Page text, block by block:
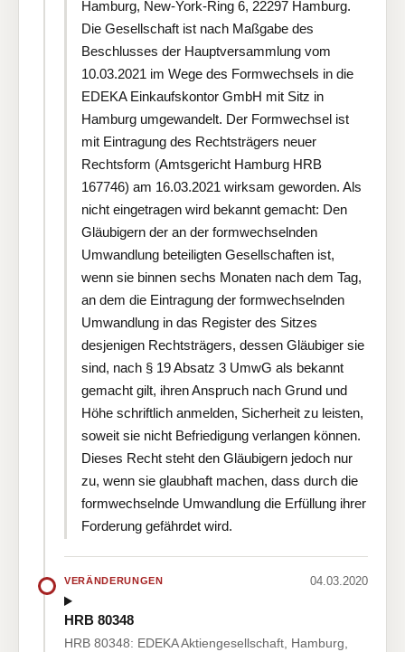
Hamburg, New-York-Ring 6, 22297 Hamburg.
Die Gesellschaft ist nach Maßgabe des
Beschlusses der Hauptversammlung vom
10.03.2021 im Wege des Formwechsels in die
EDEKA Einkaufskontor GmbH mit Sitz in
Hamburg umgewandelt. Der Formwechsel ist
mit Eintragung des Rechtsträgers neuer
Rechtsform (Amtsgericht Hamburg HRB
167746) am 16.03.2021 wirksam geworden. Als
nicht eingetragen wird bekannt gemacht: Den
Gläubigern der an der formwechselnden
Umwandlung beteiligten Gesellschaften ist,
wenn sie binnen sechs Monaten nach dem Tag,
an dem die Eintragung der formwechselnden
Umwandlung in das Register des Sitzes
desjenigen Rechtsträgers, dessen Gläubiger sie
sind, nach § 19 Absatz 3 UmwG als bekannt
gemacht gilt, ihren Anspruch nach Grund und
Höhe schriftlich anmelden, Sicherheit zu leisten,
soweit sie nicht Befriedigung verlangen können.
Dieses Recht steht den Gläubigern jedoch nur
zu, wenn sie glaubhaft machen, dass durch die
formwechselnde Umwandlung die Erfüllung ihrer
Forderung gefährdet wird.
VERÄNDERUNGEN 04.03.2020
HRB 80348
HRB 80348: EDEKA Aktiengesellschaft, Hamburg,